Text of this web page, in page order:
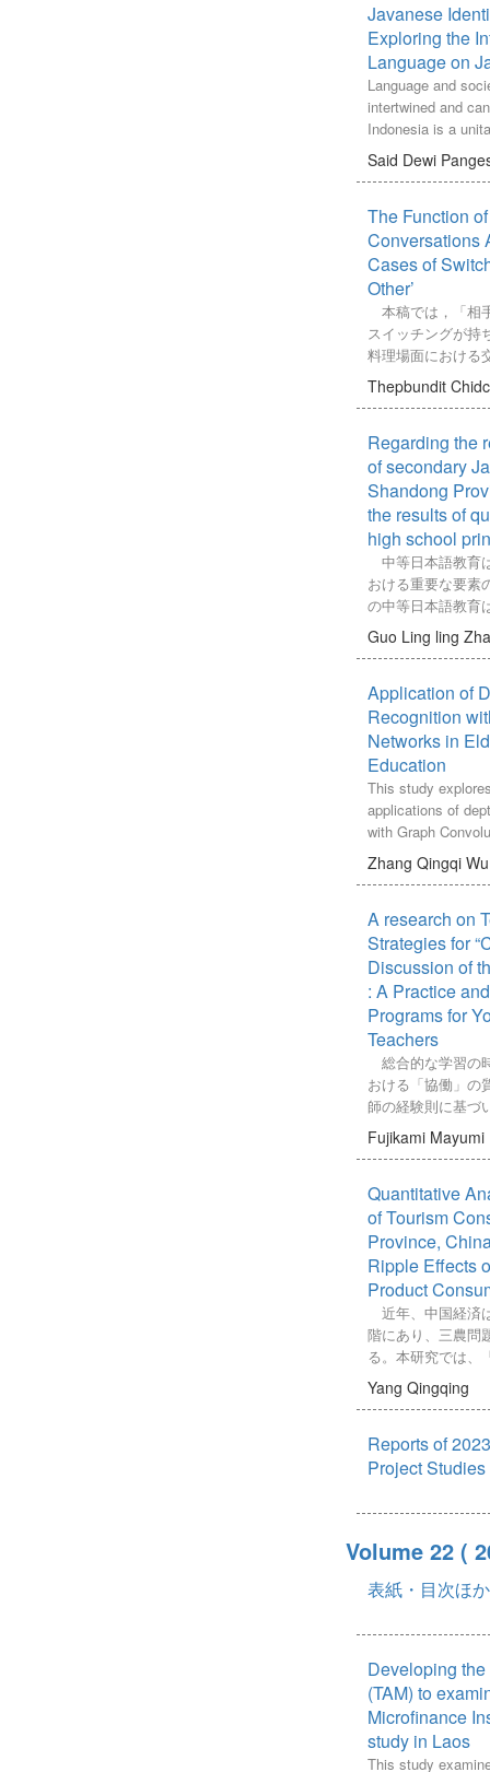
后）」への変貌と
あるいはまた、「
ら「人間」へとい
る。しかし、従来
の変貌は政治的な
り、すなわち、彼
てある。論者は、
で人間的な変貌を
考えている。
本稿では、あて
機を、「内侍のか
見出せることを論
「高麗」という表
説上の異世界）
宮妃という社会的
れること。その際
して仲忠と恋歌を
ゲームを楽しむこ
ある東宮に対し、
じ始め、より人間
ていくこと、など
Javanese
Exploring the
Language on
Language and
intertwined and
Indonesia is a
diverse culture
Despite this
language. This
current attitudes
towards the
the context of
research involved
interviews, and
Javanese
findings indicate
participants
preservation of the
identity, signs are
potential erosion
people’s identity,
quality of
participants. The
Javanese
to the Javanese
attitudes,
action to protect
research can
language
preservation and
Said Dewi
The Function
Conversations
Cases of
Other’
本稿では，「相
スイッチングが持
料理場面における
使用をもとに検討
ングとは，複数言
指す。コードスイ
関して，もっとも
のは，話者の言語
うことである。そ
力を持つと目され
の場の共通言語へ
が焦点化される。
研究におけるこの
らの研究の多くが
2001; Hamdan，
ケーションにおけ
い場面（教室など
きた結果であると
稿で分析対象とし
語・言語外の）資
は，自身の母語や
いて表現すること
わざ「相手の言語
グするという現象
る。
本稿の目的は，
て，「相手の言語
ングが，なぜ，ど
ようなやり取りの
らかにすることで
タビューを通して
コードスイッチン
る。
分析においては
プで料理する場面
「相手の言語」使
し，発話だけでな
動，場の状況等を
内容や受け取られ
た。
その結果，「相
スイッチングが持
挙げることができ
先行研究で既に指
りを持つが，残
稿による新たな発
Thepbundit
Regarding the
of secondary
Shandong
the results of
high school
中等日本語教育
おける重要な要素
の中等日本語教育
学校や高校の日本
れてきた。また、
択する学生が急増
して、山東省の中
発展を遂げてきた
2024年にかけて
の「新題型」など
は勢いを失って
の中等日本語教
を明らかにする
である教員と生徒
程の開設と管理に
校の管理職を対象
行った。
結果を通して、
施されている中等
色校・重点校の建
点などといった教
価されていること
在直面している
局の支援不足、教
が挙げられ、これ
発展の制約要因と
に、ほとんどの
中学校からの日本
もに、各学校の日
展のために、中長
どの進路を切り開
ことが分かった。
Guo Ling ling
Application of
Recognition
Networks in
Education
This study
applications of
with Graph
(GCN) for action
critical domains:
of depth cameras
temporal features,
GCN algorithm, to
capable of
classifying human
care, our model is
on detecting and
are crucial for
supporting the
individuals.
demonstrate that
based action
96.3% in fall
scenarios, while
rates of false
negatives. In the
education, our
model is
recognize
in real-time, which
comprehensively
engagement in
strategies.
that our model
scenarios, while
Overall, this study
cameras with
the safety and
as well as the
educational
Zhang Qingqi
A research on
Strategies for
Discussion of
: A Practice
Programs for
Teachers
総合的な学習の
おける「協働」の
師の経験則に基づ
く、暗黙知のまま
そこで本研究では
の質を高めるため
略を獲得し、それ
に活用することを
援ツールを作成し
用いた研修プログ
師からの評価をも
とともに、アンケ
手教師が、総合的
意識や総合的な学
面における「協働
イメージや方略を
かについて把握し
意義について分析
ールは、若手教師
確化・具体化し、
軽減させるための
と、学級の話し合
向性を把握し、授
このことは、先
合い場面を設定す
手がかりとなる理
を詳細に顕在化し
グラムを通して授
して提供した成果
Fujikami Mayumi
Quantitative
of Tourism
Province,
Ripple Effects
Product
近年、中国経済
階にあり、三農問
る。本研究では、
三農問題の解決策
合が全国平均を上
費の経済効果とそ
消費が地域経済に
る。中国の既存研
消費内訳を把握す
されず、産業構造
省級行政区におけ
業に及ぼす経済波
はあまり見受けら
本研究では、中
消費に関するアン
特に農産物消費を
Yang Qingqing
Reports of
Project Studies
Volume 22 (
表紙・目次ほか
Developing
(TAM) to
Microfinance
study in Laos
This study